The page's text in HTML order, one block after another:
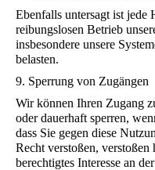
Ebenfalls untersagt ist jede
reibungslosen Betrieb
insbesondere unsere
belasten.
9. Sperrung von Zugängen
Wir können Ihren Zugang
oder dauerhaft sperren,
dass Sie gegen diese
Recht verstoßen,
berechtigtes Interesse an